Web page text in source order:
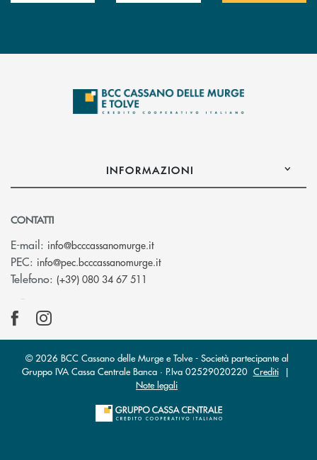
INFORMAZIONI
CONTATTI
E-mail: info@bcccassanomurge.it(si apre l’app di posta elettronica)
PEC: info@pec.bcccassanomurge.it(si apre l’app di posta
Telefono: (+39) 080 34 67 511
© 2026 BCC Cassano delle Murge e Tolve - Società partecipante al
Gruppo IVA Cassa Centrale Banca · P.Iva 02529020220 Crediti|
Note legali